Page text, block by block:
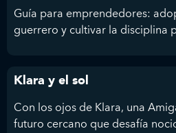
Guía para emprendedores:
guerrero y cultivar la disciplina
Klara y el sol
Con los ojos de Klara, una
futuro cercano que desafía